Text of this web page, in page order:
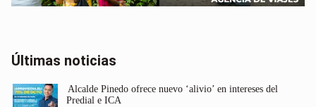
Últimas noticias
Alcalde Pinedo ofrece nuevo ‘alivio’ en intereses del
Predial e ICA